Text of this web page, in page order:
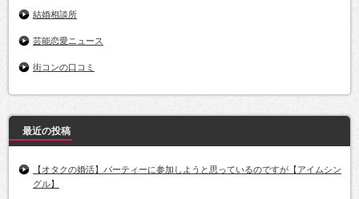
結婚相談所
芸能恋愛ニュース
街コンの口コミ
最近の投稿
【オタクの婚活】パーティーに参加しようと思っているのですが【アイムシン
グル】